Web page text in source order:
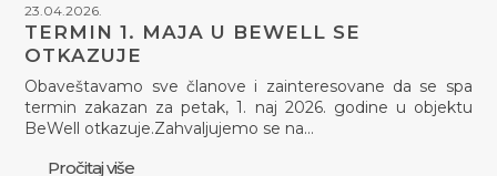
23.04.2026.
TERMIN 1. MAJA U BEWELL SE
OTKAZUJE
Obaveštavamo sve članove i zainteresovane da se spa
termin zakazan za petak, 1. naj 2026. godine u objektu
BeWell otkazuje.Zahvaljujemo se na…
Pročitaj više